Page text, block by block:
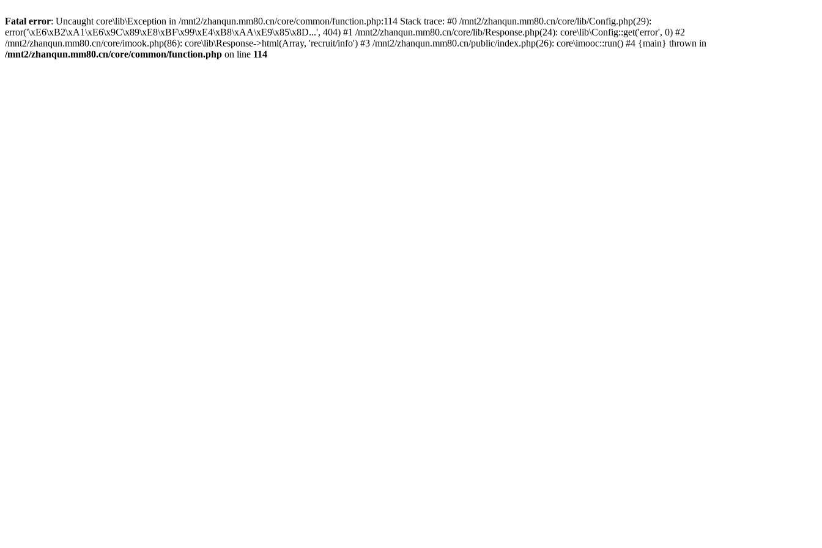
Fatal error: Uncaught core\lib\Exception in /mnt2/zhanqun.mm80.cn/core/common/function.php:114 Stack trace: #0 /mnt2/zhanqun.mm80.cn/core/lib/Config.php(29):
error('\xE6\xB2\xA1\xE6\x9C\x89\xE8\xBF\x99\xE4\xB8\xAA\xE9\x85\x8D...', 404) #1 /mnt2/zhanqun.mm80.cn/core/lib/Response.php(24): core\lib\Config::get('error', 0) #2
/mnt2/zhanqun.mm80.cn/core/imook.php(86): core\lib\Response->html(Array, 'recruit/info') #3 /mnt2/zhanqun.mm80.cn/public/index.php(26): core\imooc::run() #4 {main} thrown in
/mnt2/zhanqun.mm80.cn/core/common/function.php on line 114